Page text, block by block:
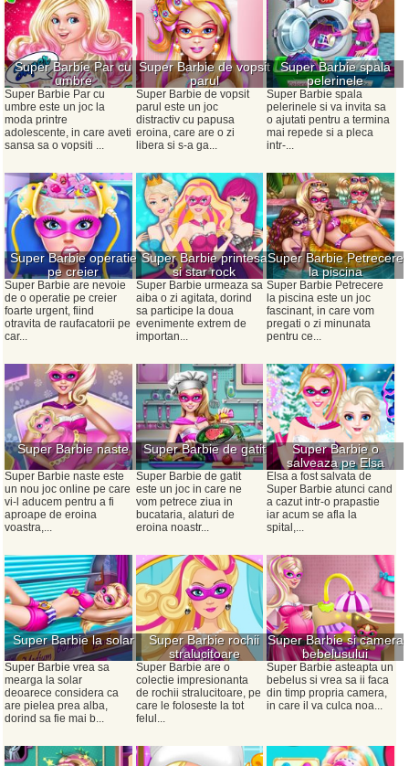
Super Barbie Par cu
umbre
Super Barbie Par cu
umbre este un joc la
moda printre
adolescente, in care aveti
sansa sa o vopsiti ...
Super Barbie de vopsit
parul
Super Barbie de vopsit
parul este un joc
distractiv cu papusa
eroina, care are o zi
libera si s-a ga...
Super Barbie spala
pelerinele
Super Barbie spala
pelerinele si va invita sa
o ajutati pentru a termina
mai repede si a pleca
intr-...
Super Barbie operatie
pe creier
Super Barbie are nevoie
de o operatie pe creier
foarte urgent, fiind
otravita de raufacatorii pe
car...
Super Barbie printesa
si star rock
Super Barbie urmeaza sa
aiba o zi agitata, dorind
sa participe la doua
evenimente extrem de
importan...
Super Barbie Petrecere
la piscina
Super Barbie Petrecere
la piscina este un joc
fascinant, in care vom
pregati o zi minunata
pentru ce...
Super Barbie naste
Super Barbie naste este
un nou joc online pe care
vi-l aducem pentru a fi
aproape de eroina
voastra,...
Super Barbie de gatit
Super Barbie de gatit
este un joc in care ne
vom petrece ziua in
bucataria, alaturi de
eroina noastr...
Super Barbie o
salveaza pe Elsa
Elsa a fost salvata de
Super Barbie atunci cand
a cazut intr-o prapastie
iar acum se afla la
spital,...
Super Barbie la solar
Super Barbie vrea sa
mearga la solar
deoarece considera ca
are pielea prea alba,
dorind sa fie mai b...
Super Barbie rochii
stralucitoare
Super Barbie are o
colectie impresionanta
de rochii stralucitoare, pe
care le foloseste la tot
felul...
Super Barbie si camera
bebelusului
Super Barbie asteapta un
bebelus si vrea sa ii faca
din timp propria camera,
in care il va culca noa...